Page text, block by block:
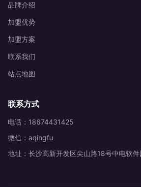
品牌介绍
加盟优势
加盟方案
联系我们
站点地图
联系方式
电话：18674431425
微信：aqingfu
地址：长沙高新开发区尖山路18号中电软